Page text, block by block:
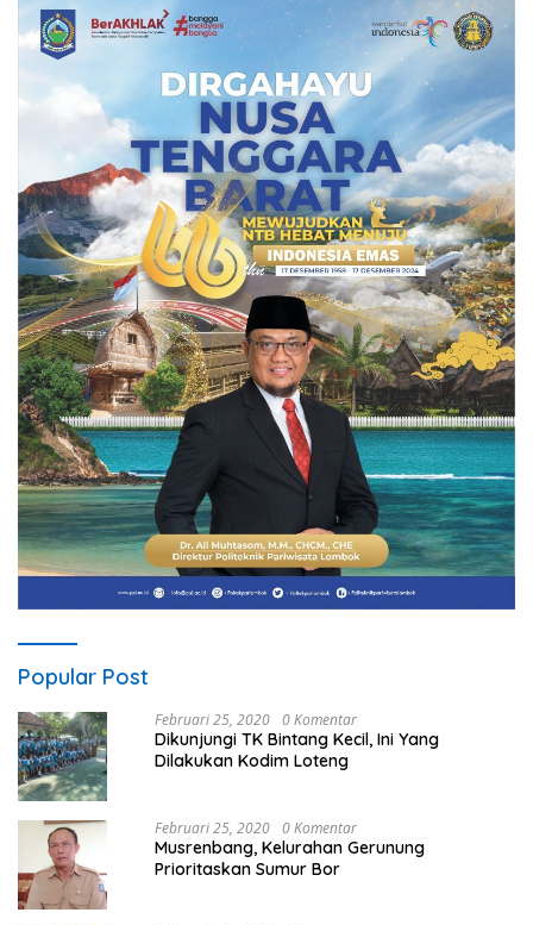
Popular Post
Februari 25, 2020 0 Komentar
Dikunjungi TK Bintang Kecil, Ini Yang
Dilakukan Kodim Loteng
Februari 25, 2020 0 Komentar
Musrenbang, Kelurahan Gerunung
Prioritaskan Sumur Bor